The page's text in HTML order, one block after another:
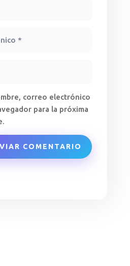
correo electrónico
para la próxima
COMENTARIO